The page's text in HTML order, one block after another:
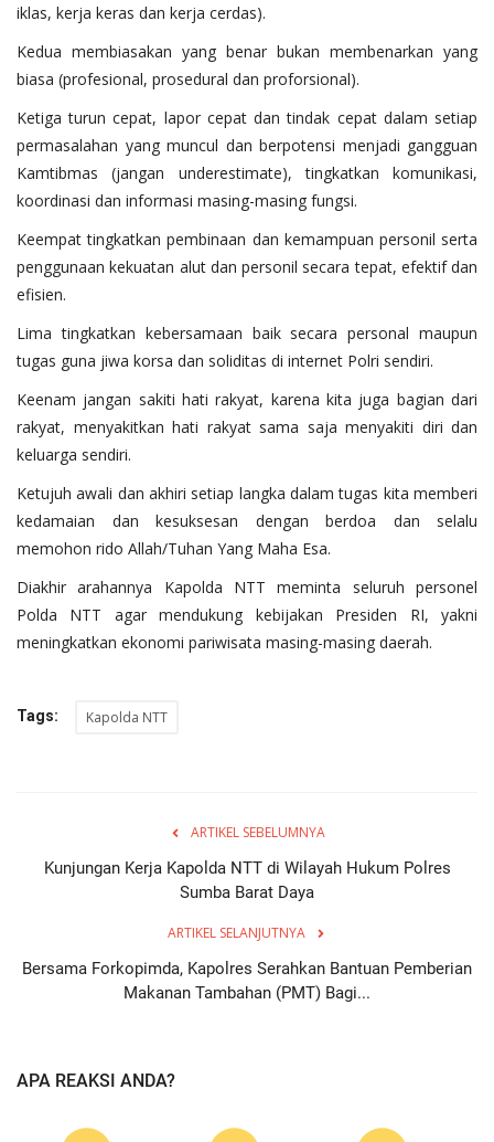
iklas, kerja keras dan kerja cerdas).
Kedua membiasakan yang benar bukan membenarkan yang
biasa (profesional, prosedural dan proforsional).
Ketiga turun cepat, lapor cepat dan tindak cepat dalam setiap
permasalahan yang muncul dan berpotensi menjadi gangguan
Kamtibmas (jangan underestimate), tingkatkan komunikasi,
koordinasi dan informasi masing-masing fungsi.
Keempat tingkatkan pembinaan dan kemampuan personil serta
penggunaan kekuatan alut dan personil secara tepat, efektif dan
efisien.
Lima tingkatkan kebersamaan baik secara personal maupun
tugas guna jiwa korsa dan soliditas di internet Polri sendiri.
Keenam jangan sakiti hati rakyat, karena kita juga bagian dari
rakyat, menyakitkan hati rakyat sama saja menyakiti diri dan
keluarga sendiri.
Ketujuh awali dan akhiri setiap langka dalam tugas kita memberi
kedamaian dan kesuksesan dengan berdoa dan selalu
memohon rido Allah/Tuhan Yang Maha Esa.
Diakhir arahannya Kapolda NTT meminta seluruh personel
Polda NTT agar mendukung kebijakan Presiden RI, yakni
meningkatkan ekonomi pariwisata masing-masing daerah.
Tags: Kapolda NTT
ARTIKEL SEBELUMNYA
Kunjungan Kerja Kapolda NTT di Wilayah Hukum Polres
Sumba Barat Daya
ARTIKEL SELANJUTNYA
Bersama Forkopimda, Kapolres Serahkan Bantuan Pemberian
Makanan Tambahan (PMT) Bagi...
APA REAKSI ANDA?